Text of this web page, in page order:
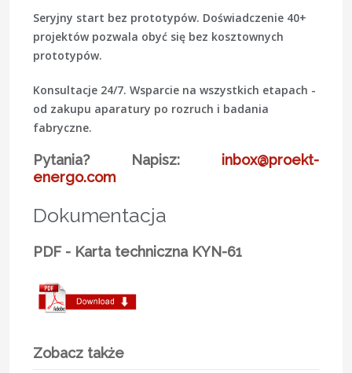
Seryjny start bez prototypów. Doświadczenie 40+
projektów pozwala obyć się bez kosztownych
prototypów.
Konsultacje 24/7. Wsparcie na wszystkich etapach -
od zakupu aparatury po rozruch i badania
fabryczne.
Pytania? Napisz: inbox@proekt-
energo.com
Dokumentacja
PDF - Karta techniczna KYN-61
Zobacz także